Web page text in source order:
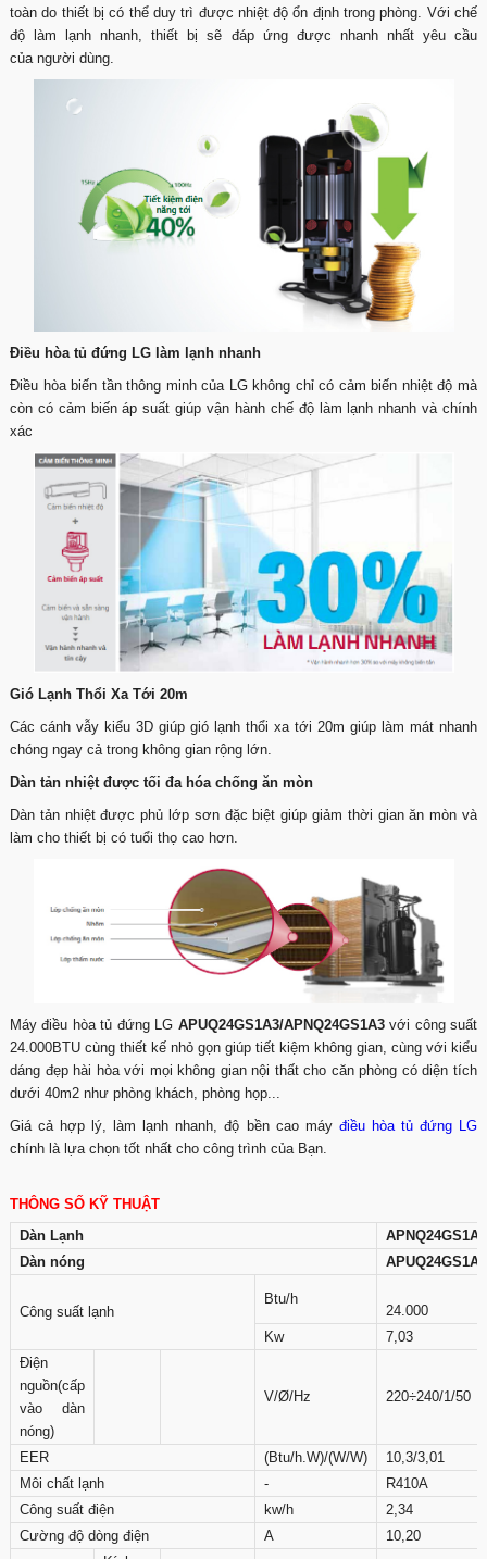
toàn do thiết bị có thể duy trì được nhiệt độ ổn định trong phòng. Với chế
độ làm lạnh nhanh, thiết bị sẽ đáp ứng được nhanh nhất yêu cầu
của người dùng.
Điều hòa tủ đứng LG làm lạnh nhanh
Điều hòa biến tần thông minh của LG không chỉ có cảm biến nhiệt độ mà
còn có cảm biến áp suất giúp vận hành chế độ làm lạnh nhanh và chính
xác
Gió Lạnh Thổi Xa Tới 20m
Các cánh vẫy kiểu 3D giúp gió lạnh thổi xa tới 20m giúp làm mát nhanh
chóng ngay cả trong không gian rộng lớn.
Dàn tản nhiệt được tối đa hóa chống ăn mòn
Dàn tản nhiệt được phủ lớp sơn đặc biệt giúp giảm thời gian ăn mòn và
làm cho thiết bị có tuổi thọ cao hơn.
Máy điều hòa tủ đứng LG APUQ24GS1A3/APNQ24GS1A3với công suất
24.000BTU cùng thiết kế nhỏ gọn giúp tiết kiệm không gian, cùng với kiểu
dáng đẹp hài hòa với mọi không gian nội thất cho căn phòng có diện tích
dưới 40m2 như phòng khách, phòng họp...
Giá cả hợp lý, làm lạnh nhanh, độ bền cao máy điều hòa tủ đứng LG
chính là lựa chọn tốt nhất cho công trình của Bạn.
THÔNG SỐ KỸ THUẬT
Dàn Lạnh
APNQ24GS1A3
Dàn nóng
APUQ24GS1A3
Công suất lạnh
Btu/h
24.000
Kw
7,03
Điện
nguồn(cấp
vào dàn
nóng)
V/Ø/Hz 220÷240/1/50
EER (Btu/h.W)/(W/W)
10,3/3,01
Môi chất lạnh
-
R410A
Công suất điện
kw/h
2,34
Cường độ dòng điện
A
10,20